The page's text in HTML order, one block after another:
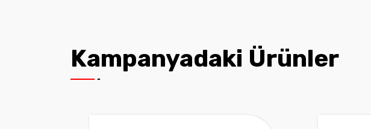
Kampanyadaki Ürünler